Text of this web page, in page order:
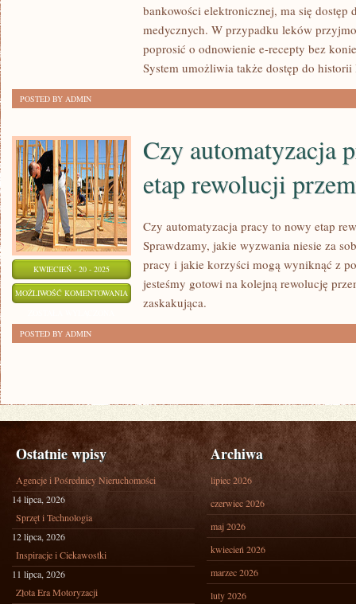
SPOSÓB
bankowości elektronicznej, ma się dostęp
medycznych. W przypadku leków
poprosić o odnowienie e-recepty bez
System umożliwia także dostęp do historii
POSTED BY ADMIN
KWIECIEŃ - 20 - 2025
MOŻLIWOŚĆ KOMENTOWANIA CZY
AUTOMATYZACJA
PRZEMYSŁOWEJ?
Czy automatyzacja
etap rewolucji
Czy automatyzacja pracy to nowy etap
Sprawdzamy, jakie wyzwania niesie za
pracy i jakie korzyści mogą wyniknąć z
jesteśmy gotowi na kolejną rewolucję
zaskakująca.
POSTED BY ADMIN
Ostatnie wpisy
Agencje i Pośrednicy Nieruchomości
14 lipca, 2026
Sprzęt i Technologia
12 lipca, 2026
Inspiracje i Ciekawostki
11 lipca, 2026
Złota Era Motoryzacji
Archiwa
lipiec 2026
czerwiec 2026
maj 2026
kwiecień 2026
marzec 2026
luty 2026